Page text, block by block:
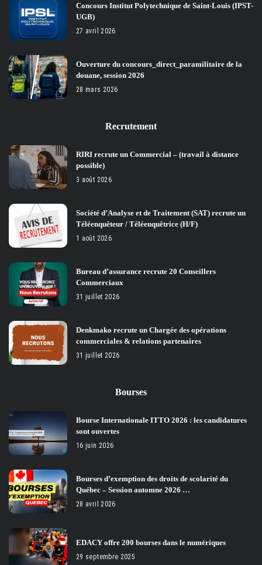
Concours Institut Polytechnique de Saint-Louis (IPST-
UGB)
27 avril 2026
Ouverture du concours_direct_paramilitaire de la
douane, session 2026
28 mars 2026
Recrutement
RIRI recrute un Commercial – (travail à distance
possible)
3 août 2026
Société d’Analyse et de Traitement (SAT) recrute un
Téléenquêteur / Téléenquêtrice (H/F)
1 août 2026
Bureau d’assurance recrute 20 Conseillers
Commerciaux
31 juillet 2026
Denkmako recrute un Chargée des opérations
commerciales & relations partenaires
31 juillet 2026
Bourses
Bourse Internationale ITTO 2026 : les candidatures
sont ouvertes
16 juin 2026
Bourses d’exemption des droits de scolarité du
Québec – Session automne 2026 …
28 avril 2026
EDACY offre 200 bourses dans le numériques
29 septembre 2025